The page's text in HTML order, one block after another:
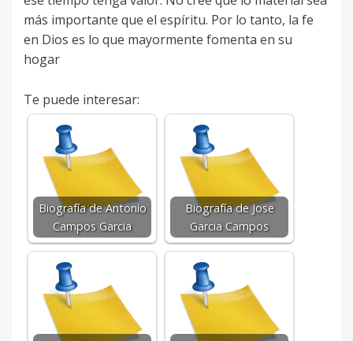
más importante que el espíritu. Por lo tanto, la fe
en Dios es lo que mayormente fomenta en su
hogar
Te puede interesar:
Biografía de Antonio
Campos Garcia
Biografía de Jose
Garcia Campos